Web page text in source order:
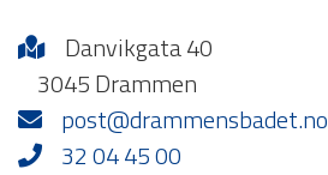
Danvikgata 40
3045 Drammen
post@drammensbadet.no
32 04 45 00